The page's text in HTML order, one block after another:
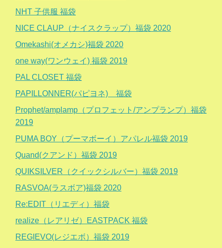
NHT 子供服 福袋
NICE CLAUP（ナイスクラップ）福袋 2020
Omekashi(オメカシ)福袋 2020
one way(ワンウェイ) 福袋 2019
PAL CLOSET 福袋
PAPILLONNER(パピヨネ) 福袋
Prophet/amplamp（プロフェット/アンプランプ）福袋
2019
PUMA BOY（プーマボーイ）アパレル福袋 2019
Quand(クアンド）福袋 2019
QUIKSILVER（クイックシルバー）福袋 2019
RASVOA(ラスボア)福袋 2020
Re:EDIT（リエディ）福袋
realize（レアリゼ）EASTPACK 福袋
REGIEVO(レジエボ）福袋 2019